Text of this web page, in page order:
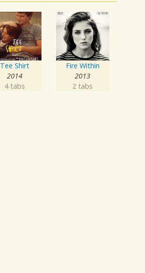
Tee Shirt
2014
4 tabs
Fire Within
2013
2 tabs